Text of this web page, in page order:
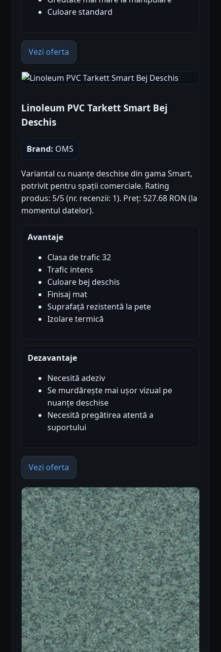
Culoare standard
Vezi oferta
Linoleum PVC Tarkett Smart Bej
Deschis
Brand: OMS
Variantal cu nuanțe deschise din gama Smart,
potrivit pentru spații comerciale. Rating
produs: 5/5 (nr. recenzii: 1). Preț: 527.68 RON (la
momentul datelor).
Avantaje
Clasa de trafic 32
Trafic intens
Culoare bej deschis
Finisaj mat
Suprafață rezistentă la pete
Izolare termică
Dezavantaje
Necesită adeziv
Se murdărește mai ușor vizual pe
nuanțe deschise
Necesită pregătirea atentă a
suportului
Vezi oferta